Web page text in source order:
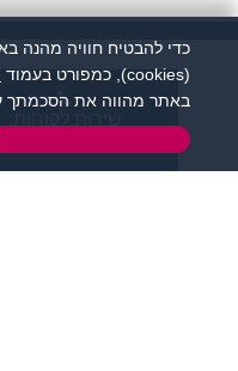
כדי להבטיח חוויה מהנה
(cookies), כמפורט בעמוד
באתר מהווה את הסכמתך